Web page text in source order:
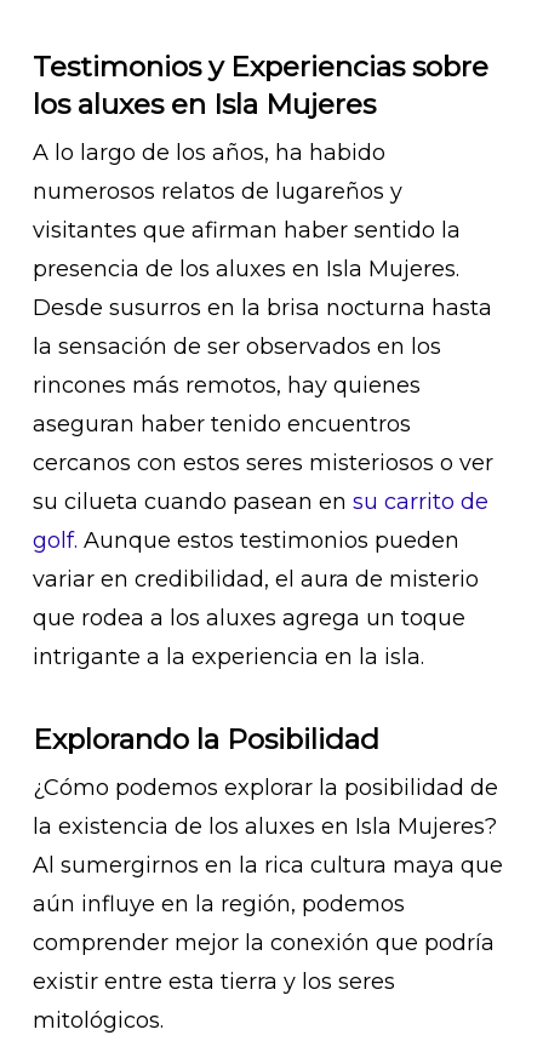
Testimonios y Experiencias sobre
los aluxes en Isla Mujeres
A lo largo de los años, ha habido
numerosos relatos de lugareños y
visitantes que afirman haber sentido la
presencia de los aluxes en Isla Mujeres.
Desde susurros en la brisa nocturna hasta
la sensación de ser observados en los
rincones más remotos, hay quienes
aseguran haber tenido encuentros
cercanos con estos seres misteriosos o ver
su cilueta cuando pasean en su carrito de
golf. Aunque estos testimonios pueden
variar en credibilidad, el aura de misterio
que rodea a los aluxes agrega un toque
intrigante a la experiencia en la isla.
Explorando la Posibilidad
¿Cómo podemos explorar la posibilidad de
la existencia de los aluxes en Isla Mujeres?
Al sumergirnos en la rica cultura maya que
aún influye en la región, podemos
comprender mejor la conexión que podría
existir entre esta tierra y los seres
mitológicos.